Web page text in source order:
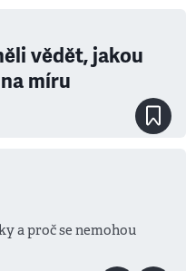
vědět, jakou
míru
a proč se nemohou